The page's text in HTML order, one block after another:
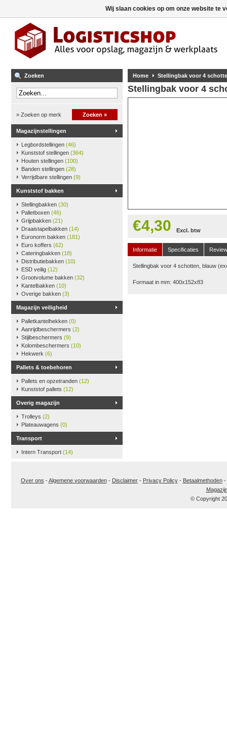
Zoeken
» Zoeken op merk Zoeken »
Magazijnstellingen
Legbordstellingen (46)
Kunststof stellingen (364)
Houten stellingen (100)
Banden stellingen (28)
Verrijdbare stellingen (9)
Kunststof bakken
Stellingbakken (30)
Palletboxen (46)
Grijpbakken (21)
Draaistapelbakken (14)
Euronorm bakken (181)
Euro koffers (62)
Cateringbakken (18)
Distributiebakken (10)
ESD veilig (12)
Grootvolume bakken (32)
Kantelbakken (10)
Overige bakken (3)
Magazijn veiligheid
Palletkantelhekken (0)
Aanrijdbeschermers (2)
Stijlbeschermers (9)
Kolombeschermers (10)
Hekwerk (6)
Pallets & toebehoren
Pallets en opzetranden (12)
Kunststof pallets (12)
Overig magazijn
Trolleys (2)
Plateauwagens (0)
Transport
Intern Transport (14)
Home Stellingbak voor 4
Stellingbak voor 4
€4,30 Excl. btw
Informatie Specificaties
Stellingbak voor 4 schotten, blauw
Formaat in mm: 400x152x83
Over ons -Algemene voorwaarden- Disclaimer- Privacy Policy- Betaalmethoden-
© Copyright
Wij slaan cookies op om onze website te